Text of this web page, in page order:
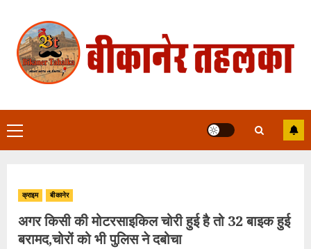
content
Primary
Menu
क्राइम बीकानेर
अगर किसी की मोटरसाइकिल चोरी हुई है तो 32 बाइक हुई
बरामद,चोरों को भी पुलिस ने दबोचा